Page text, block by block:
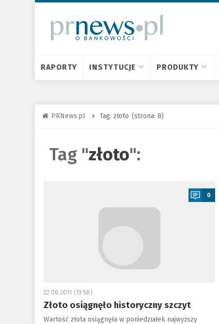
RAPORTY INSTYTUCJE PRODUKTY
PRNews.pl Tag: złoto (strona: 8)
Tag "złoto":
0
22.08.2011 (13:58)
Złoto osiągnęło historyczny szczyt
Wartość złota osiągnęła w poniedziałek najwyższy